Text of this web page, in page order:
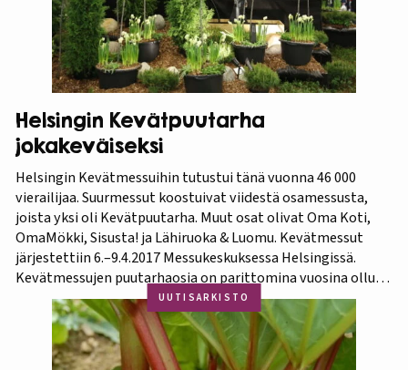
Helsingin Kevätpuutarha
jokakeväiseksi
Helsingin Kevätmessuihin tutustui tänä vuonna 46 000
vierailijaa. Suurmessut koostuivat viidestä osamessusta,
joista yksi oli Kevätpuutarha. Muut osat olivat Oma Koti,
OmaMökki, Sisusta! ja Lähiruoka & Luomu. Kevätmessut
järjestettiin 6.–9.4.2017 Messukeskuksessa Helsingissä.
Kevätmessujen puutarhaosia on parittomina vuosina ollut
Kevätpuutarha ja parillisina Oma Piha -messut. Jatkossa
joka kevät puutarhanäyttelyn nimi tulee olemaan
Kevätpuutarha. Kevätpuutarhan kumppanina on
Puutarhaliitto.…
UUTISARKISTO